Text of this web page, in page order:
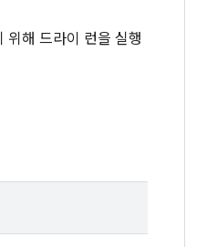
위해 드라이 런을 실행